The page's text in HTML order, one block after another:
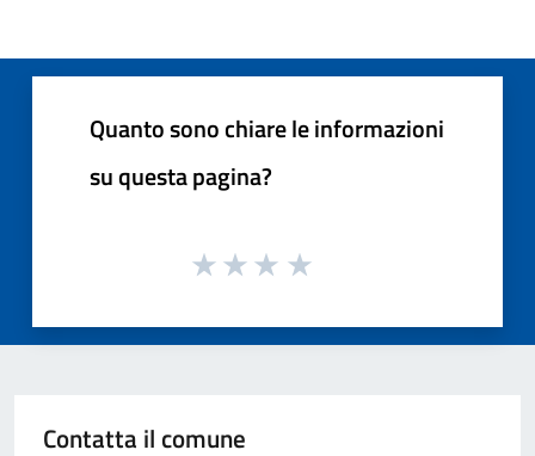
Quanto sono chiare le informazioni
su questa pagina?
Contatta il comune